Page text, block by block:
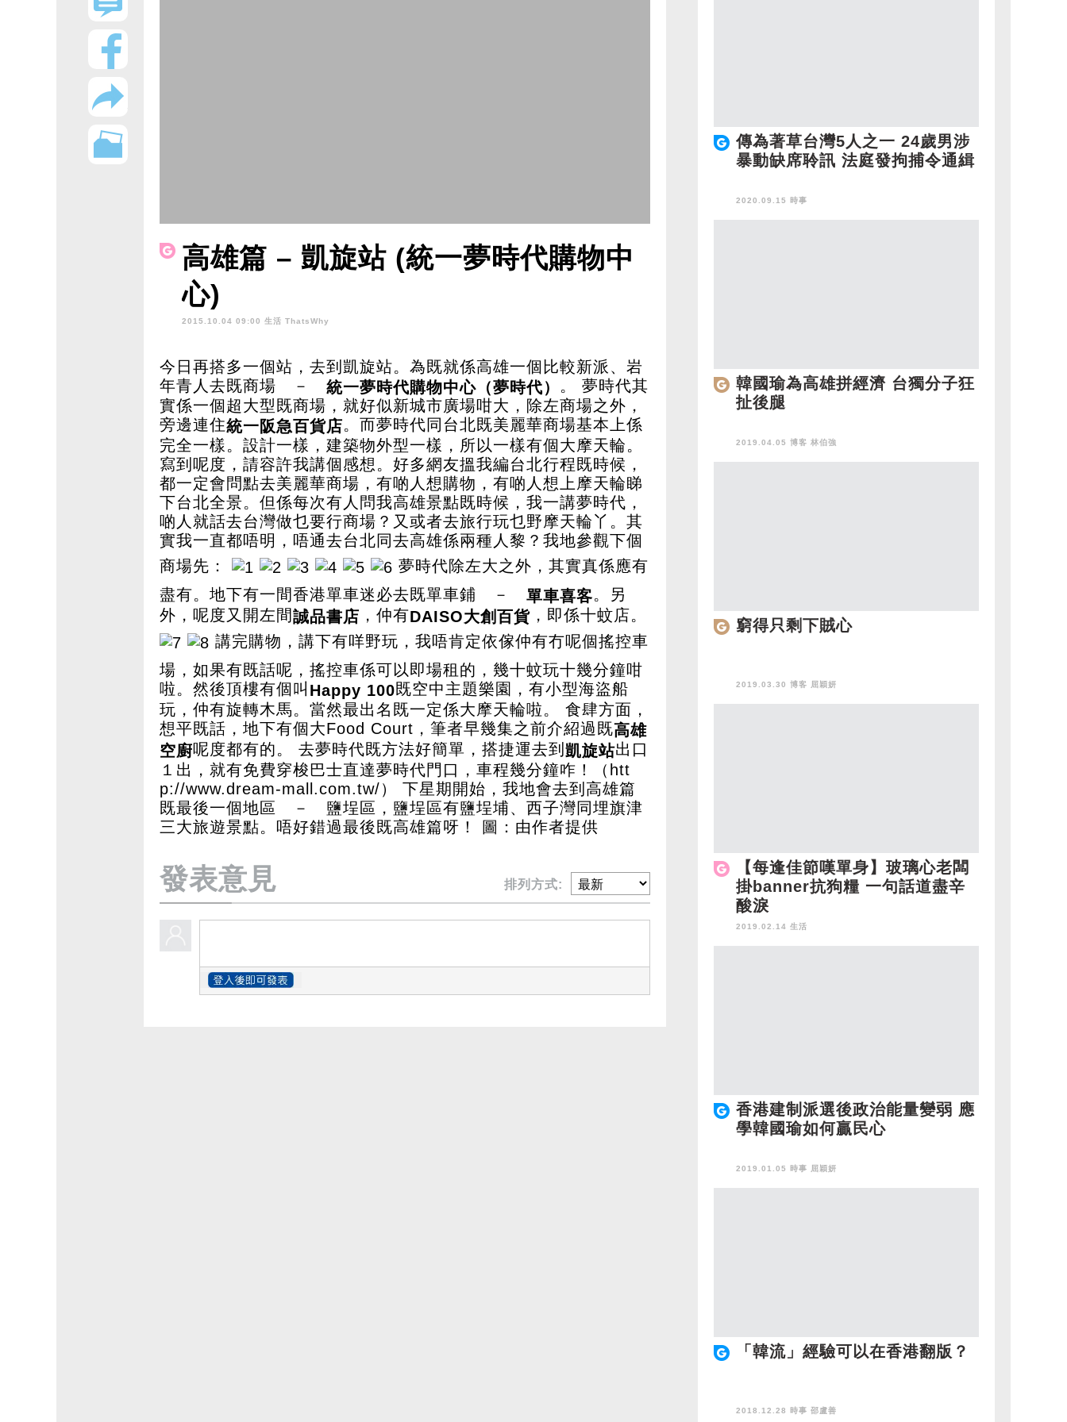
高雄篇 – 凱旋站 (統一夢時代購物中
心)
2015.10.04 09:00 生活 ThatsWhy
今日再搭多一個站，去到凱旋站。為既就係高雄一個比較新派、岩
年青人去既商場 － 統一夢時代購物中心（夢時代） 。 夢時代其
實係一個超大型既商場，就好似新城市廣場咁大，除左商場之外，
旁邊連住統一阪急百貨店。而夢時代同台北既美麗華商場基本上係
完全一樣。設計一樣，建築物外型一樣，所以一樣有個大摩天輪。
寫到呢度，請容許我講個感想。好多網友搵我編台北行程既時候，
都一定會問點去美麗華商場，有啲人想購物，有啲人想上摩天輪睇
下台北全景。但係每次有人問我高雄景點既時候，我一講夢時代，
啲人就話去台灣做乜要行商場？又或者去旅行玩乜野摩天輪丫。其
實我一直都唔明，唔通去台北同去高雄係兩種人黎？我地參觀下個
商場先：
夢時代除左大之外，其實真係應有
盡有。地下有一間香港單車迷必去既單車鋪 － 單車喜客。另
外，呢度又開左間誠品書店 ，仲有DAISO大創百貨 ，即係十蚊店。
講完購物，講下有咩野玩，我唔肯定依傢仲有冇呢個搖控車
場，如果有既話呢，搖控車係可以即場租的，幾十蚊玩十幾分鐘咁
啦。然後頂樓有個叫 Happy 100既空中主題樂園，有小型海盜船
玩，仲有旋轉木馬。當然最出名既一定係大摩天輪啦。 食肆方面，
想平既話，地下有個大Food Court，筆者早幾集之前介紹過既高雄
空廚呢度都有的。 去夢時代既方法好簡單，搭捷運去到 凱旋站出口
１出，就有免費穿梭巴士直達夢時代門口，車程幾分鐘咋！（ htt
p://www.dream-mall.com.tw/） 下星期開始，我地會去到高雄篇
既最後一個地區 － 鹽埕區，鹽埕區有鹽埕埔、西子灣同埋旗津
三大旅遊景點。唔好錯過最後既高雄篇呀！ 圖：由作者提供
發表意見 排列方式:
傳為著草台灣5人之一 24歲男涉
暴動缺席聆訊 法庭發拘捕令通緝
2020.09.15 時事
韓國瑜為高雄拼經濟 台獨分子狂
扯後腿
2019.04.05 博客 林伯強
窮得只剩下賊心
2019.03.30 博客 屈穎妍
【每逢佳節嘆單身】玻璃心老闆
掛banner抗狗糧 一句話道盡辛
酸淚
2019.02.14 生活
香港建制派選後政治能量變弱 應
學韓國瑜如何贏民心
2019.01.05 時事 屈穎妍
「韓流」經驗可以在香港翻版？
2018.12.28 時事 邵盧善